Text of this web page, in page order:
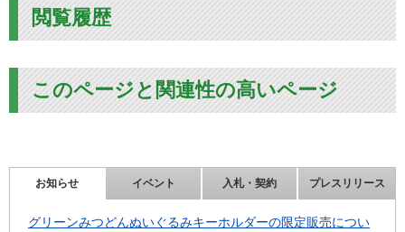
閲覧履歴
このページと関連性の高いページ
お知らせ イベント 入札・契約 プレスリリース
グリーンみつどんぬいぐるみキーホルダーの限定販売につい